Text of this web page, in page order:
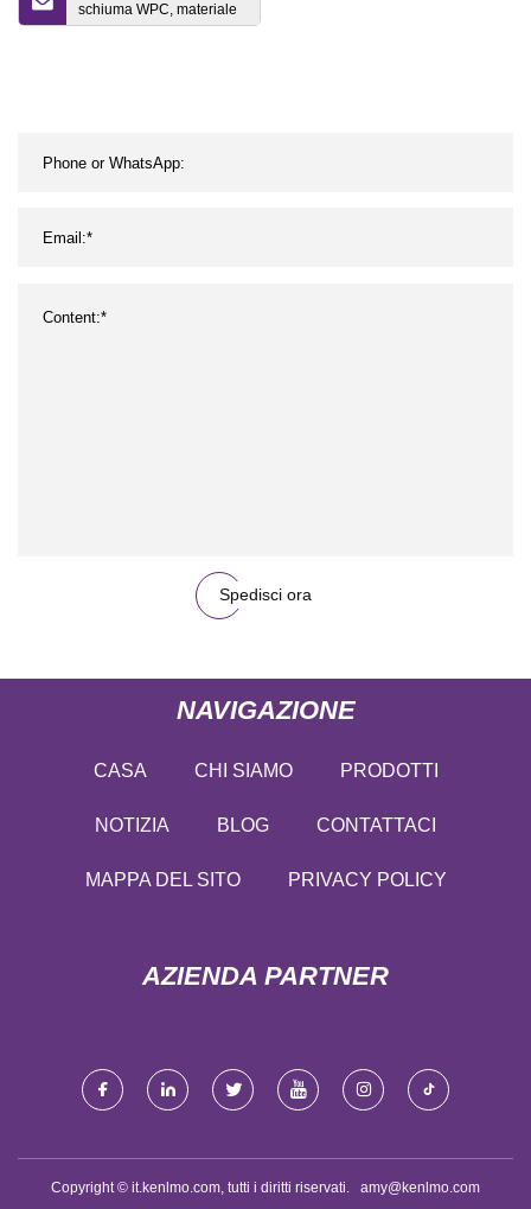
schiuma WPC, materiale
da costruzione,
plastica
Spedisci ora
NAVIGAZIONE
CASA CHI SIAMO PRODOTTI
NOTIZIA BLOG CONTATTACI
MAPPA DEL SITO PRIVACY POLICY
AZIENDA PARTNER
Copyright © it.kenlmo.com, tutti i diritti riservati. amy@kenlmo.com